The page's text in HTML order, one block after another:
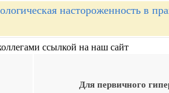
настороженность в
ссылкой на наш сайт
Для первичного